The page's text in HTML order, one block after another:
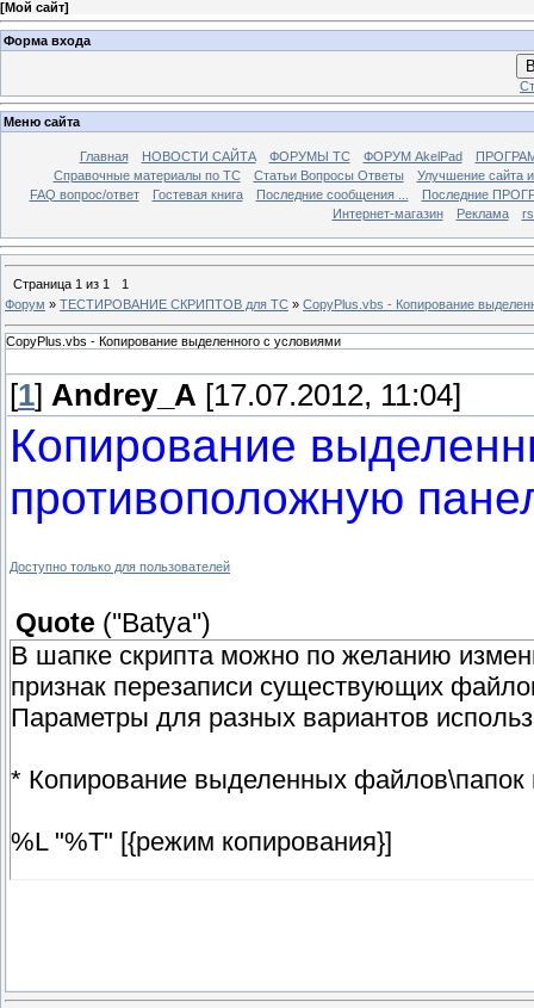
[Мой сайт]
Форма входа
Меню сайта
Главная НОВОСТИ САЙТА ФОРУМЫ TC ФОРУМ AkelPad
Справочные материалы по TС
Статьи Вопросы Ответы
Улучшение сайта
FAQ вопрос/ответ
Гостевая книга Последние сообщения ...
Последние
Интернет-магазин
Реклама
Страница 1 из 1
1
Форум » ТЕСТИРОВАНИЕ СКРИПТОВ для TC » CopyPlus.vbs - Копирование
CopyPlus.vbs - Копирование выделенного с условиями
[1] Andrey_A [17.07.2012, 11:04]
Копирование
противоположную
Доступно только для пользователей
Quote (''Batya'')
В шапке скрипта можно по желанию
признак перезаписи существующих
Параметры для разных вариантов
* Копирование выделенных
%L "%T" [{режим копирования}]